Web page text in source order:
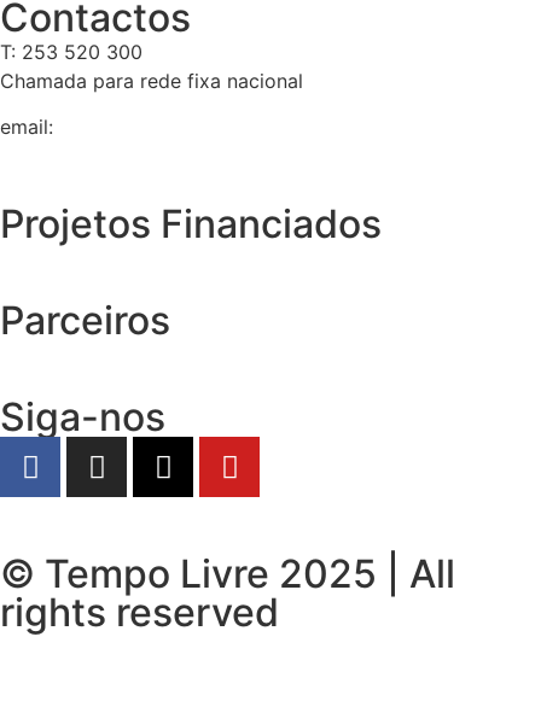
Contactos
T: 253 520 300
Chamada para rede fixa nacional
email:
Projetos Financiados
Parceiros
Siga-nos
© Tempo Livre 2025 | All
rights reserved